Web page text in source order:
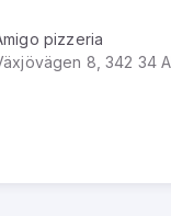
pizzeria
8, 342 34